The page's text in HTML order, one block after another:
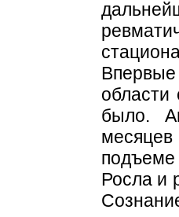
облас­ти
было.
подъеме
Росла и